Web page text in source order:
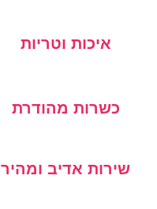
איכות וטריות
כשרות מהודרת
שירות אדיב ומהיר